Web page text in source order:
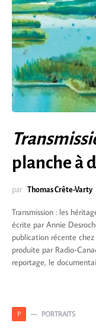
planche à
par Thomas Crête-Varty
Transmission : les
écrite par Annie
publication récente
produite par Radio-
reportage, le
P PORTRAITS